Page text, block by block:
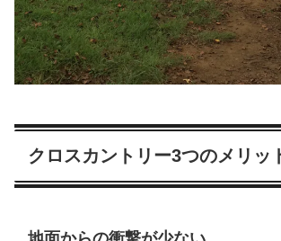
クロスカントリー3つのメリッ